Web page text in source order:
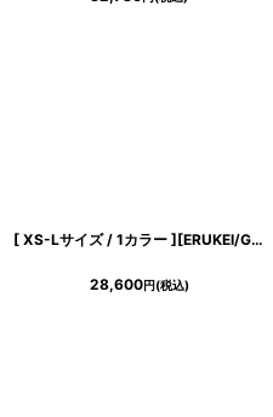
[ XS-Lサイズ / 1カラー ][ERUKEI/GINZA COUTURE]総レース・ビジューボタン・半袖・フェイクポケット・Aライン・ミディアムドレス・ワンピース[送料無料]
28,600円(税込)